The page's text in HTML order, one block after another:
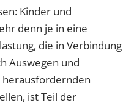
Kinder und
denn je in eine
die in Verbindung
Auswegen und
herausfordernden
ist Teil der